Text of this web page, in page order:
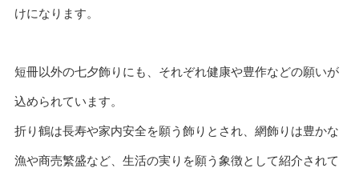
けになります。
短冊以外の七夕飾りにも、それぞれ健康や豊作などの願いが
込められています。
折り鶴は長寿や家内安全を願う飾りとされ、網飾りは豊かな
漁や商売繁盛など、生活の実りを願う象徴として紹介されて